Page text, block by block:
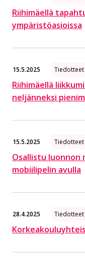
Riihimäellä
ympäristöasioissa
15.5.2025 Tiedotteet
Riihimäellä
neljänneksi
15.5.2025 Tiedotteet
Osallistu luonnon
mobiilipelin avulla
28.4.2025 Tiedotteet